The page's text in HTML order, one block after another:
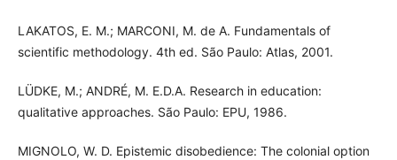
LAKATOS, E. M.; MARCONI, M. de A. Fundamentals of
scientific methodology. 4th ed. São Paulo: Atlas, 2001.
LÜDKE, M.; ANDRÉ, M. E.D.A. Research in education:
qualitative approaches. São Paulo: EPU, 1986.
MIGNOLO, W. D. Epistemic disobedience: The colonial option